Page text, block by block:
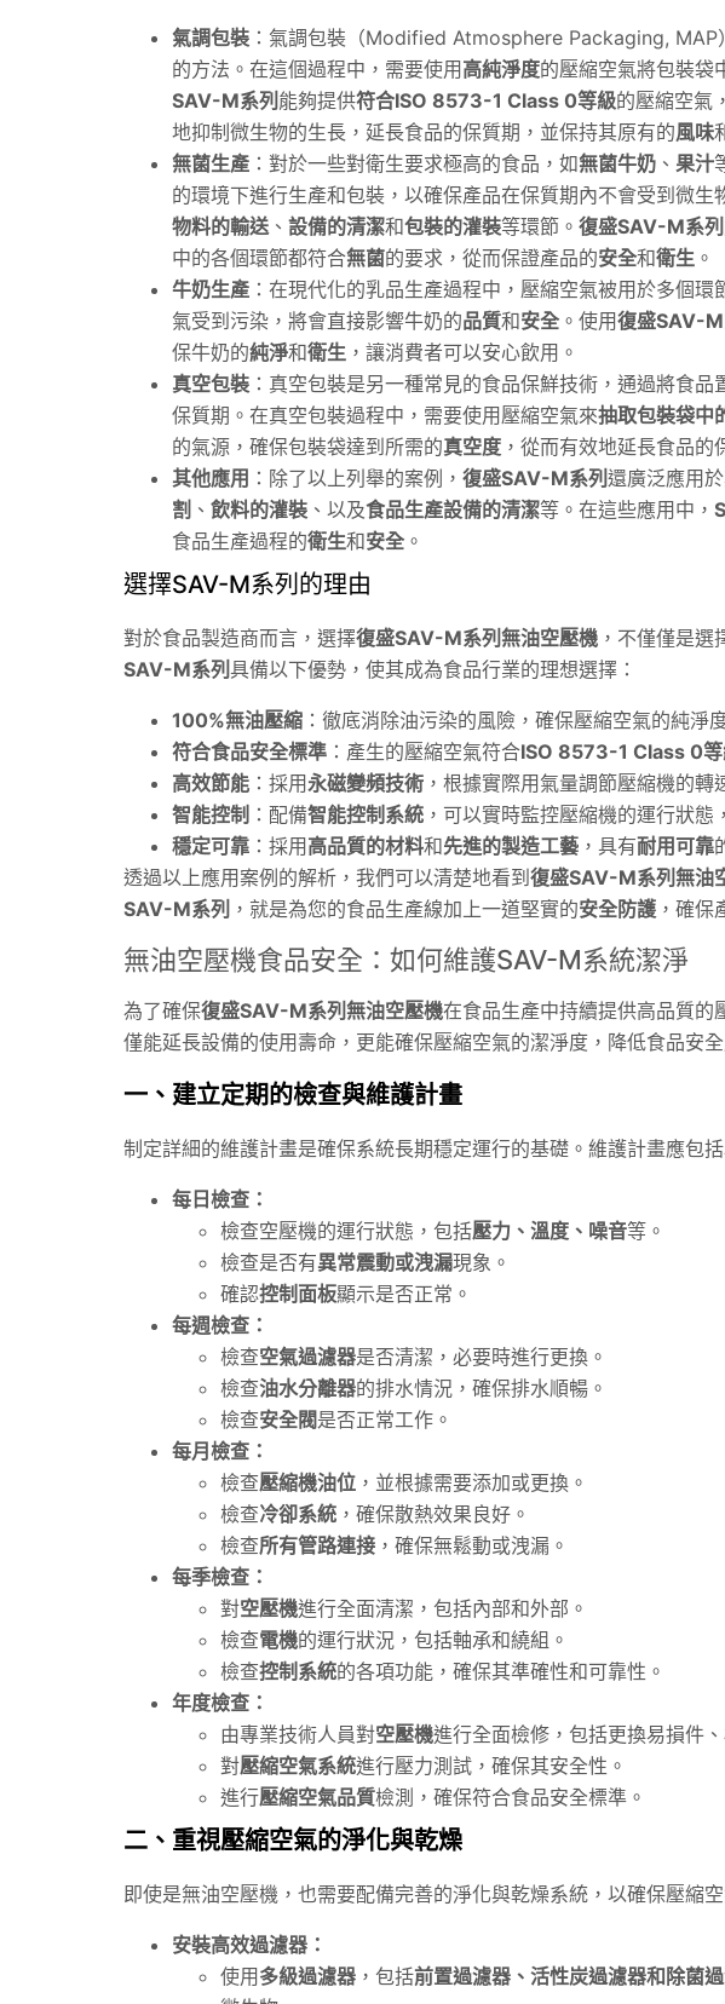
氣調包裝 ：氣調包裝（Modified Atmosphere Packaging,
的方法。在這個過程中，需要使用高純淨度的壓縮空氣將包裝袋
SAV-M系列 能夠提供符合ISO 8573-1 Class 0等級的壓縮空氣
地抑制微生物的生長，延長食品的保質期，並保持其原有的風味
無菌生產 ：對於一些對衛生要求極高的食品，如無菌牛奶 、 果汁
的環境下進行生產和包裝，以確保產品在保質期內不會受到微
物料的輸送 、 設備的清潔和包裝的灌裝等環節。 復盛SAV-M系列
中的各個環節都符合無菌的要求，從而保證產品的安全和衛生 。
牛奶生產 ：在現代化的乳品生產過程中，壓縮空氣被用於多個環
氣受到污染，將會直接影響牛奶的品質和安全 。使用復盛SAV-
保牛奶的純淨和衛生 ，讓消費者可以安心飲用。
真空包裝 ：真空包裝是另一種常見的食品保鮮技術，通過將食
保質期。在真空包裝過程中，需要使用壓縮空氣來抽取包裝袋中
的氣源，確保包裝袋達到所需的真空度 ，從而有效地延長食品的
其他應用 ：除了以上列舉的案例， 復盛SAV-M系列 還廣泛應用
割 、 飲料的灌裝 、以及食品生產設備的清潔等。在這些應用中，
食品生產過程的衛生和安全 。
選擇SAV-M系列的理由
對於食品製造商而言，選擇復盛SAV-M系列無油空壓機 ，不僅僅是
SAV-M系列 具備以下優勢，使其成為食品行業的理想選擇：
100%無油壓縮 ：徹底消除油污染的風險，確保壓縮空氣的純淨
符合食品安全標準 ：產生的壓縮空氣符合ISO 8573-1 Class 0
高效節能 ：採用永磁變頻技術 ，根據實際用氣量調節壓縮機的轉
智能控制 ：配備智能控制系統 ，可以實時監控壓縮機的運行狀態
穩定可靠 ：採用高品質的材料和先進的製造工藝 ，具有耐用可靠
透過以上應用案例的解析，我們可以清楚地看到復盛SAV-M系列無油
SAV-M系列 ，就是為您的食品生產線加上一道堅實的安全防護 ，確保
無油空壓機食品安全：如何維護SAV-M系統潔淨
為了確保復盛SAV-M系列無油空壓機在食品生產中持續提供高品質的
僅能延長設備的使用壽命，更能確保壓縮空氣的潔淨度，降低食品安全
一、建立定期的檢查與維護計畫
制定詳細的維護計畫是確保系統長期穩定運行的基礎。維護計畫應包括
每日檢查：
檢查空壓機的運行狀態，包括壓力、溫度、噪音等。
檢查是否有異常震動或洩漏現象。
確認控制面板顯示是否正常。
每週檢查：
檢查空氣過濾器是否清潔，必要時進行更換。
檢查油水分離器的排水情況，確保排水順暢。
檢查安全閥是否正常工作。
每月檢查：
檢查壓縮機油位 ，並根據需要添加或更換。
檢查冷卻系統 ，確保散熱效果良好。
檢查所有管路連接 ，確保無鬆動或洩漏。
每季檢查：
對空壓機進行全面清潔，包括內部和外部。
檢查電機的運行狀況，包括軸承和繞組。
檢查控制系統的各項功能，確保其準確性和可靠性。
年度檢查：
由專業技術人員對空壓機進行全面檢修，包括更換易損件
對壓縮空氣系統進行壓力測試，確保其安全性。
進行壓縮空氣品質檢測，確保符合食品安全標準。
二、重視壓縮空氣的淨化與乾燥
即使是無油空壓機，也需要配備完善的淨化與乾燥系統，以確保壓縮空
安裝高效過濾器：
使用多級過濾器 ，包括前置過濾器、活性炭過濾器和除菌